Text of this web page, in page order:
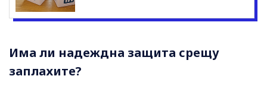
Има ли надеждна защита срещу
заплахите?